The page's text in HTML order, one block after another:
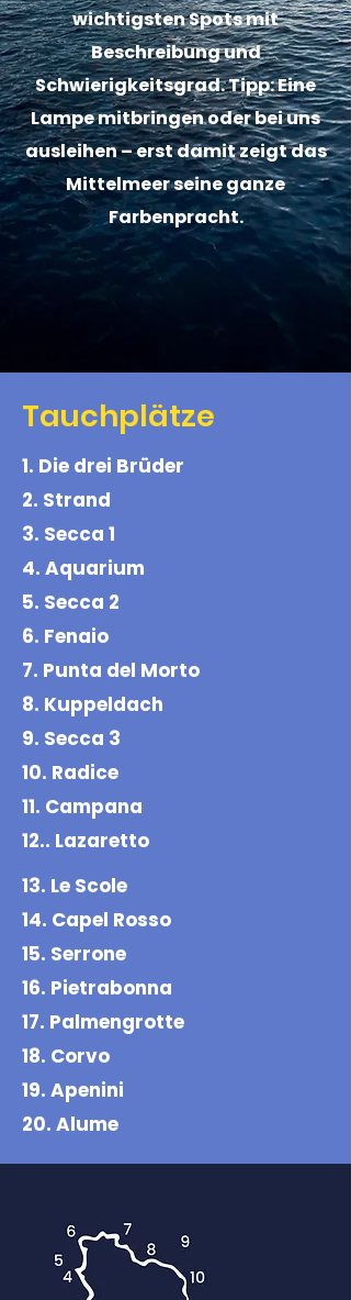
wichtigsten Spots mit
Beschreibung und
Schwierigkeitsgrad. Tipp: Eine
Lampe mitbringen oder bei uns
ausleihen – erst damit zeigt das
Mittelmeer seine ganze
Farbenpracht.
Tauchplätze
1. Die drei Brüder
2. Strand
3. Secca 1
4. Aquarium
5. Secca 2
6. Fenaio
7. Punta del Morto
8. Kuppeldach
9. Secca 3
10. Radice
11. Campana
12.. Lazaretto
13. Le Scole
14. Capel Rosso
15. Serrone
16. Pietrabonna
17. Palmengrotte
18. Corvo
19. Apenini
20. Alume